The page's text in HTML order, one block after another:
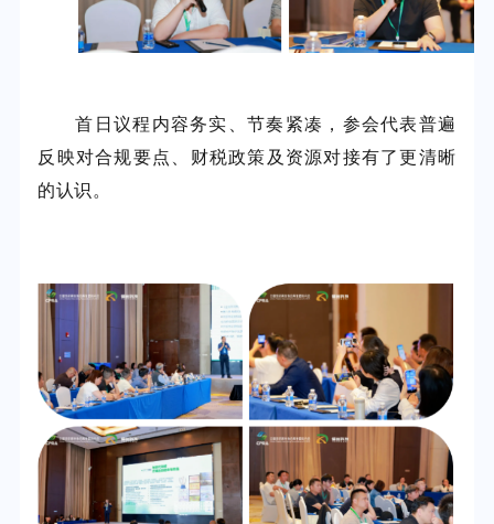
首日议程内容务实、节奏紧凑，参会代表普遍
反映对合规要点、财税政策及资源对接有了更清晰
的认识。